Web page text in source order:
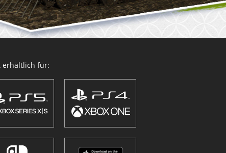
erhältlich für: